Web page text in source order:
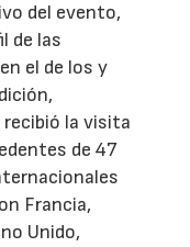
del evento,
de las
el de los y
la visita
de 47
Francia,
Unido,